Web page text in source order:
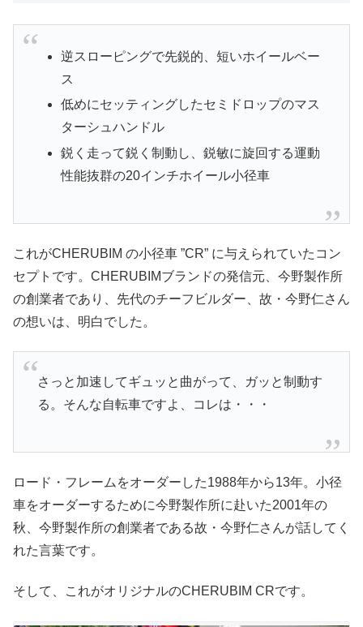
逆スローピングで先鋭的、短いホイールベー
ス
低めにセッティングしたセミドロップのマス
ターシュハンドル
鋭く走って鋭く制動し、鋭敏に旋回する運動
性能抜群の20インチホイール小径車
これがCHERUBIM の小径車 ”CR” に与えられていたコン
セプトです。CHERUBIMブランドの発信元、今野製作所
の創業者であり、先代のチーフビルダー、故・今野仁さん
の想いは、明白でした。
さっと加速してギュッと曲がって、ガッと制動す
る。そんな自転車ですよ、コレは・・・
ロード・フレームをオーダーした1988年から13年。小径
車をオーダーするために今野製作所に赴いた2001年の
秋、今野製作所の創業者である故・今野仁さんが話してく
れた言葉です。
そして、これがオリジナルのCHERUBIM CRです。